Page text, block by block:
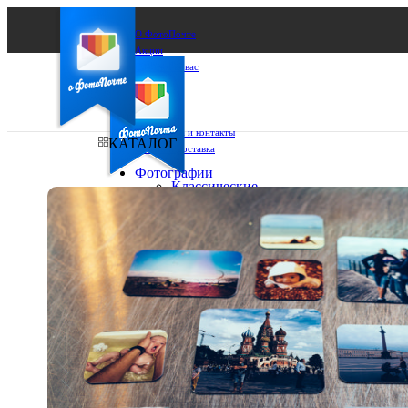
О ФотоПочте
Акции
Сделаем за вас
Бизнесу
FAQ
Франшиза
Поддержка и контакты
Оплата и доставка
Ваш город:
Ваш регион доставки
Выберите из списка:
КАТАЛОГ
Фотографии
Классические
10х10
10х15
13х18
15х15
15х20
20х20
20х30
30х30
30х40
А4
Фото
в